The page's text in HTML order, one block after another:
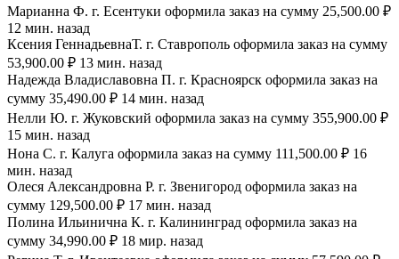
Марианна Ф. г. Есентуки оформила заказ на сумму 25,500.00 ₽
12 мин. назад
Ксения ГеннадьевнаТ. г. Ставрополь оформила заказ на сумму
53,900.00 ₽ 13 мин. назад
Надежда Владиславовна П. г. Красноярск оформила заказ на
сумму 35,490.00 ₽ 14 мин. назад
Нелли Ю. г. Жуковский оформила заказ на сумму 355,900.00 ₽
15 мин. назад
Нона С. г. Калуга оформила заказ на сумму 111,500.00 ₽ 16
мин. назад
Олеся Александровна Р. г. Звенигород оформила заказ на
сумму 129,500.00 ₽ 17 мин. назад
Полина Ильинична К. г. Калининград оформила заказ на
сумму 34,990.00 ₽ 18 мир. назад